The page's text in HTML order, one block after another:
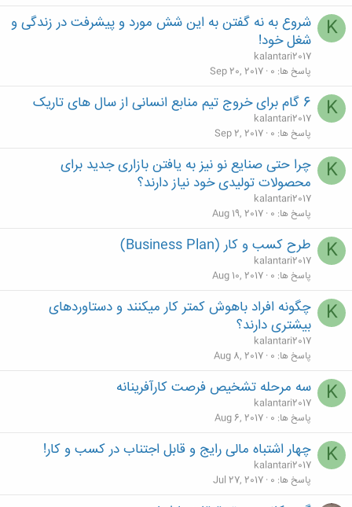
K
شروع به نه گفتن به این شش مورد و پیشرفت در زندگی و
شغل خود!
kalantari2017
پاسخ ها 0
Sep 20, 2017
K 6 گام برای خروج تیم منابع انسانی از سال های تاریک
kalantari2017
پاسخ ها 0
Sep 2, 2017
K
چرا حتی صنایع نو نیز به یافتن بازاری جدید برای
محصولات تولیدی خود نیاز دارند؟
kalantari2017
پاسخ ها 0
Aug 19, 2017
K طرح كسب و كار (Business Plan)
kalantari2017
پاسخ ها 0
Aug 10, 2017
K
چگونه افراد باهوش کمتر کار میکنند و دستاوردهای
بیشتری دارند؟
kalantari2017
پاسخ ها 0
Aug 8, 2017
K سه مرحله تشخیص فرصت کارآفرینانه
kalantari2017
پاسخ ها 0
Aug 6, 2017
K چهار اشتباه مالی رایج و قابل اجتناب در کسب و کار!
kalantari2017
پاسخ ها 0
Jul 27, 2017